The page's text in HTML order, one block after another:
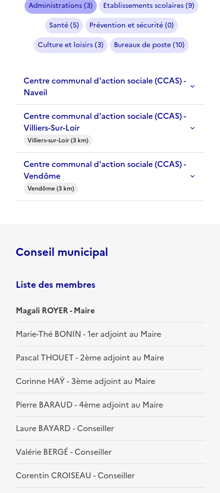
Administrations (3)
Etablissements scolaires (9)
Santé (5)
Prévention et sécurité (0)
Culture et loisirs (3)
Bureaux de poste (10)
Centre communal d'action sociale (CCAS) -
Naveil
Centre communal d'action sociale (CCAS) -
Villiers-Sur-Loir
Villiers-sur-Loir (3 km)
Centre communal d'action sociale (CCAS) -
Vendôme
Vendôme (3 km)
Conseil municipal
Liste des membres
Magali ROYER - Maire
Marie-Thé BONIN - 1er adjoint au Maire
Pascal THOUET - 2ème adjoint au Maire
Corinne HAŸ - 3ème adjoint au Maire
Pierre BARAUD - 4ème adjoint au Maire
Laure BAYARD - Conseiller
Valérie BERGÉ - Conseiller
Corentin CROISEAU - Conseiller